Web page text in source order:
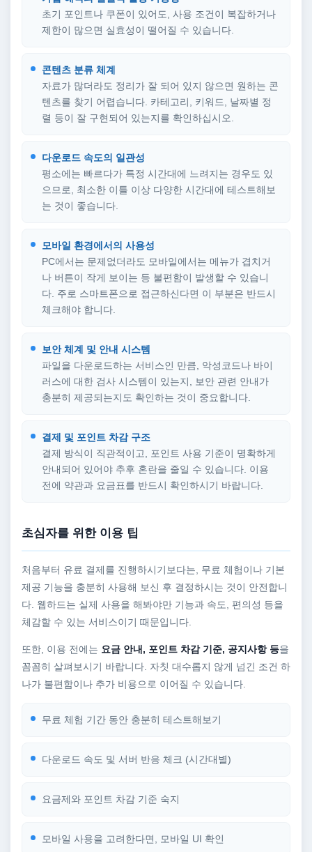
초기 포인트나 쿠폰이 있어도, 사용 조건이 복잡하거나
제한이 많으면 실효성이 떨어질 수 있습니다.
콘텐츠 분류 체계
자료가 많더라도 정리가 잘 되어 있지 않으면 원하는 콘
텐츠를 찾기 어렵습니다. 카테고리, 키워드, 날짜별 정
렬 등이 잘 구현되어 있는지를 확인하십시오.
다운로드 속도의 일관성
평소에는 빠르다가 특정 시간대에 느려지는 경우도 있
으므로, 최소한 이틀 이상 다양한 시간대에 테스트해보
는 것이 좋습니다.
모바일 환경에서의 사용성
PC에서는 문제없더라도 모바일에서는 메뉴가 겹치거
나 버튼이 작게 보이는 등 불편함이 발생할 수 있습니
다. 주로 스마트폰으로 접근하신다면 이 부분은 반드시
체크해야 합니다.
보안 체계 및 안내 시스템
파일을 다운로드하는 서비스인 만큼, 악성코드나 바이
러스에 대한 검사 시스템이 있는지, 보안 관련 안내가
충분히 제공되는지도 확인하는 것이 중요합니다.
결제 및 포인트 차감 구조
결제 방식이 직관적이고, 포인트 사용 기준이 명확하게
안내되어 있어야 추후 혼란을 줄일 수 있습니다. 이용
전에 약관과 요금표를 반드시 확인하시기 바랍니다.
초심자를 위한 이용 팁
처음부터 유료 결제를 진행하시기보다는, 무료 체험이나 기본
제공 기능을 충분히 사용해 보신 후 결정하시는 것이 안전합니
다. 웹하드는 실제 사용을 해봐야만 기능과 속도, 편의성 등을
체감할 수 있는 서비스이기 때문입니다.
또한, 이용 전에는 요금 안내, 포인트 차감 기준, 공지사항 등을
꼼꼼히 살펴보시기 바랍니다. 자칫 대수롭지 않게 넘긴 조건 하
나가 불편함이나 추가 비용으로 이어질 수 있습니다.
무료 체험 기간 동안 충분히 테스트해보기
다운로드 속도 및 서버 반응 체크 (시간대별)
요금제와 포인트 차감 기준 숙지
모바일 사용을 고려한다면, 모바일 UI 확인